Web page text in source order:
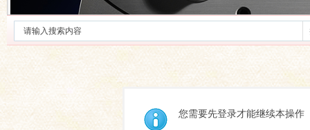
您需要先登录才能继续本操作